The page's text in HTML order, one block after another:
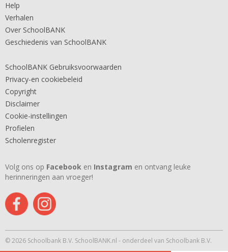
Help
Verhalen
Over SchoolBANK
Geschiedenis van SchoolBANK
SchoolBANK Gebruiksvoorwaarden
Privacy-en cookiebeleid
Copyright
Disclaimer
Cookie-instellingen
Profielen
Scholenregister
Volg ons op Facebook en Instagram en ontvang leuke
herinneringen aan vroeger!
© 2026 Schoolbank B.V. SchoolBANK.nl - onderdeel van Schoolbank B.V.